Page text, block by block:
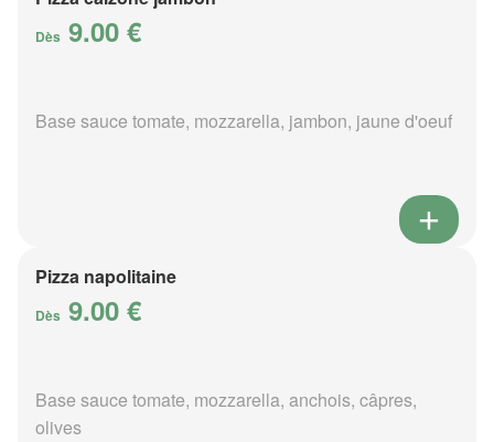
Dès 9.00 €
Base sauce tomate, mozzarella, jambon, jaune d'oeuf
Pizza napolitaine
Dès 9.00 €
Base sauce tomate, mozzarella, anchois, câpres,
olives